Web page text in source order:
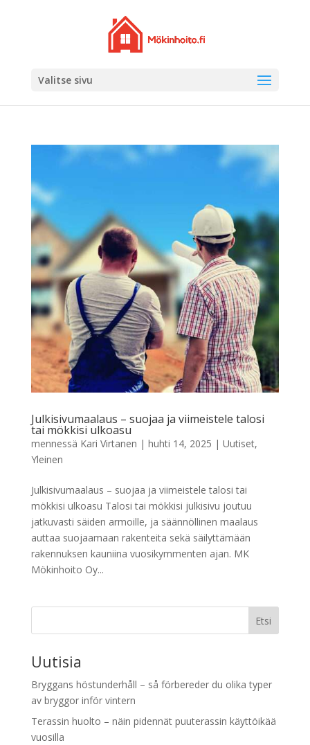
Valitse sivu
Julkisivumaalaus – suojaa ja viimeistele talosi
tai mökkisi ulkoasu
mennessä Kari Virtanen | huhti 14, 2025 | Uutiset,
Yleinen
Julkisivumaalaus – suojaa ja viimeistele talosi tai
mökkisi ulkoasu Talosi tai mökkisi julkisivu joutuu
jatkuvasti säiden armoille, ja säännöllinen maalaus
auttaa suojaamaan rakenteita sekä säilyttämään
rakennuksen kauniina vuosikymmenten ajan. MK
Mökinhoito Oy...
Etsi
Uutisia
Bryggans höstunderhåll – så förbereder du olika typer
av bryggor inför vintern
Terassin huolto – näin pidennät puuterassin käyttöikää
vuosilla